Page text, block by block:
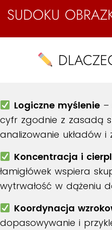
SUDOKU
Logiczne myślenie–
cyfr zgodnie z zasadą
analizowanie układów i
Koncentracja i
łamigłówek wspiera
wytrwałość w dążeniu
Koordynacja
dopasowywanie i